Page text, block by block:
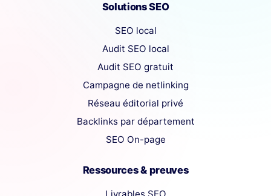
Solutions SEO
SEO local
Audit SEO local
Audit SEO gratuit
Campagne de netlinking
Réseau éditorial privé
Backlinks par département
SEO On-page
Ressources & preuves